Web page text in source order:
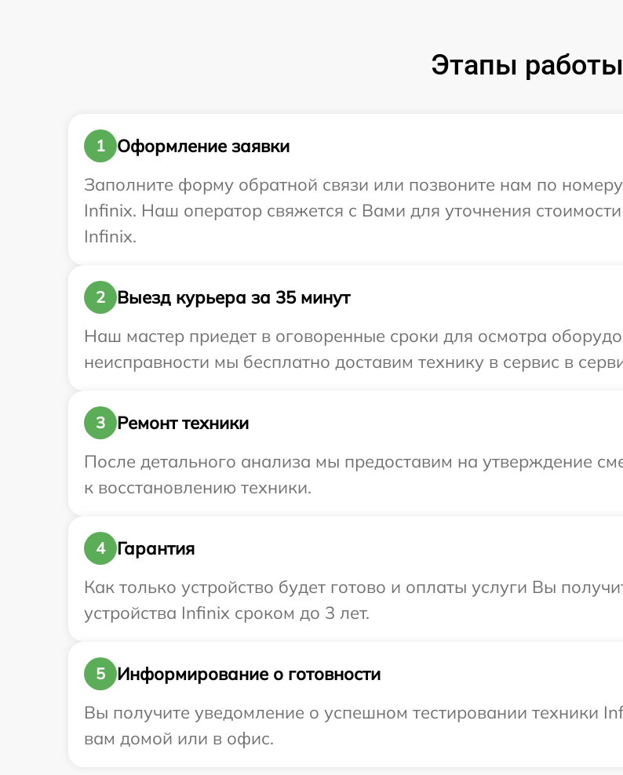
Этапы работы
1
Оформление заявки
Заполните форму обратной связи или позвоните нам по
Infinix. Наш оператор свяжется с Вами для уточнения
Infinix.
2
Выезд курьера за 35 минут
Наш мастер приедет в оговоренные сроки для осмотра
неисправности мы бесплатно доставим технику в сервис в
3
Ремонт техники
После детального анализа мы предоставим на утверждение
к восстановлению техники.
4
Гарантия
Как только устройство будет готово и оплаты услуги Вы
устройства Infinix сроком до 3 лет.
5
Информирование о готовности
Вы получите уведомление о успешном тестировании техники
вам домой или в офис.